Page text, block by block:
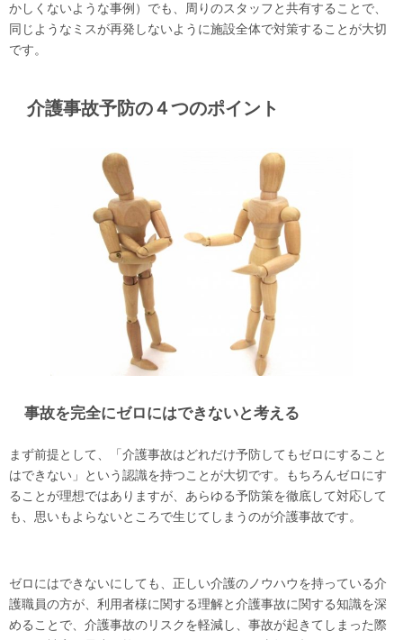
かしくないような事例）でも、周りのスタッフと共有することで、
同じようなミスが再発しないように施設全体で対策することが大切
です。
介護事故予防の４つのポイント
事故を完全にゼロにはできないと考える
まず前提として、「介護事故はどれだけ予防してもゼロにすること
はできない」という認識を持つことが大切です。もちろんゼロにす
ることが理想ではありますが、あらゆる予防策を徹底して対応して
も、思いもよらないところで生じてしまうのが介護事故です。
ゼロにはできないにしても、正しい介護のノウハウを持っている介
護職員の方が、利用者様に関する理解と介護事故に関する知識を深
めることで、介護事故のリスクを軽減し、事故が起きてしまった際